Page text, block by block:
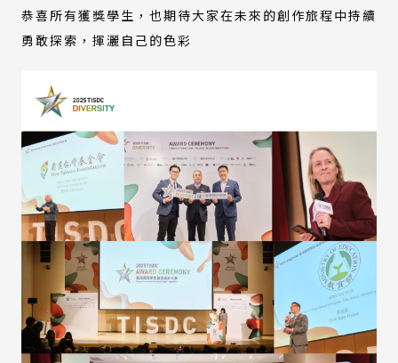
恭喜所有獲獎學生，也期待大家在未來的創作旅程中持續
勇敢探索，揮灑自己的色彩